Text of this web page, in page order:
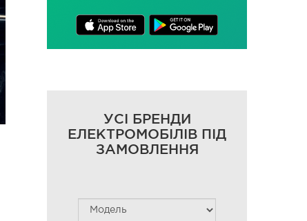
УСІ БРЕНДИ
ЕЛЕКТРОМОБІЛІВ ПІД
ЗАМОВЛЕННЯ